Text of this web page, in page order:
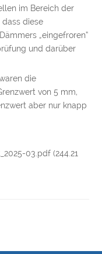
im Bereich der
dass diese
„eingefroren“
und darüber
die
von 5 mm,
aber nur knapp
03.pdf (244.21